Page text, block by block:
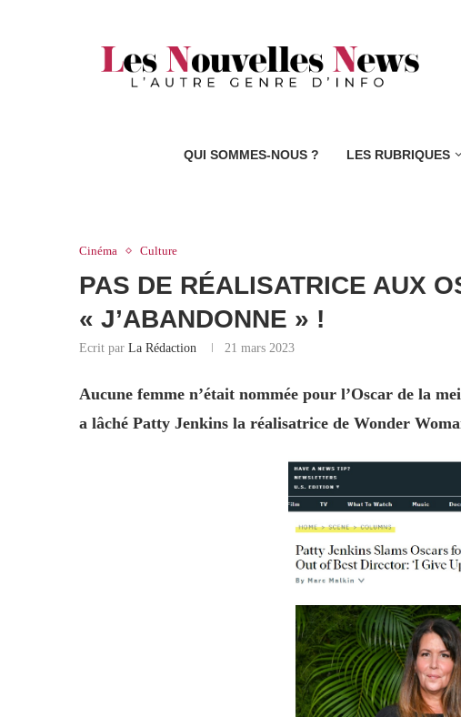
QUI SOMMES-NOUS ? LES RUBRIQUES
Cinéma Culture
PAS DE RÉALISATRICE AUX
« J’ABANDONNE » !
Ecrit par La Rédaction 21 mars 2023
Aucune femme n’était nommée pour l’Oscar de la
a lâché Patty Jenkins la réalisatrice de Wonder